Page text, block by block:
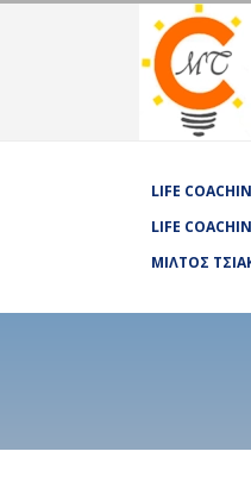
LIFE
LIFE
ΜΊΛΤΟΣ